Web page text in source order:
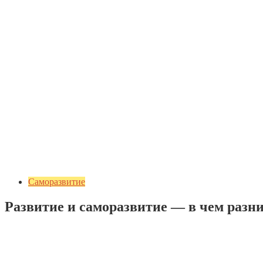
Саморазвитие
Развитие и саморазвитие — в чем